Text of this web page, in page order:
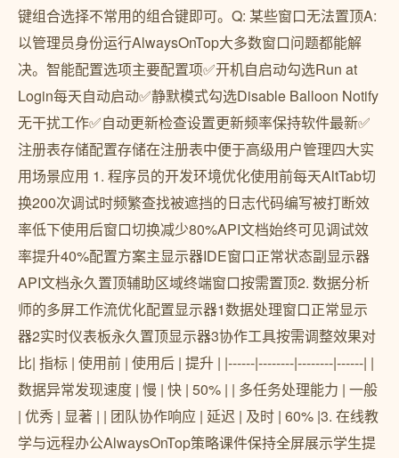
键组合选择不常用的组合键即可。Q: 某些窗口无法置顶A:
以管理员身份运行AlwaysOnTop大多数窗口问题都能解
决。智能配置选项主要配置项✅开机自启动勾选Run at
Login每天自动启动✅静默模式勾选Disable Balloon Notify
无干扰工作✅自动更新检查设置更新频率保持软件最新✅
注册表存储配置存储在注册表中便于高级用户管理四大实
用场景应用 1. 程序员的开发环境优化使用前每天AltTab切
换200次调试时频繁查找被遮挡的日志代码编写被打断效
率低下使用后窗口切换减少80%API文档始终可见调试效
率提升40%配置方案主显示器IDE窗口正常状态副显示器
API文档永久置顶辅助区域终端窗口按需置顶2. 数据分析
师的多屏工作流优化配置显示器1数据处理窗口正常显示
器2实时仪表板永久置顶显示器3协作工具按需调整效果对
比| 指标 | 使用前 | 使用后 | 提升 | |------|--------|--------|------| |
数据异常发现速度 | 慢 | 快 | 50% | | 多任务处理能力 | 一般
| 优秀 | 显著 | | 团队协作响应 | 延迟 | 及时 | 60% |3. 在线教
学与远程办公AlwaysOnTop策略课件保持全屏展示学生提